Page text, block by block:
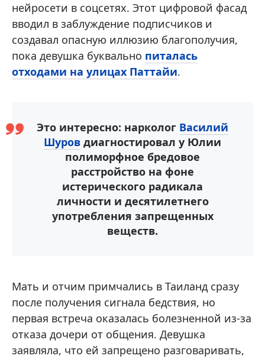
нейросети в соцсетях. Этот цифровой фасад
вводил в заблуждение подписчиков и
создавал опасную иллюзию благополучия,
пока девушка буквально питалась
отходами на улицах Паттайи.
Это интересно: нарколог Василий
Шуров диагностировал у Юлии
полиморфное бредовое
расстройство на фоне
истерического радикала
личности и десятилетнего
употребления запрещенных
веществ.
Мать и отчим примчались в Таиланд сразу
после получения сигнала бедствия, но
первая встреча оказалась болезненной из-за
отказа дочери от общения. Девушка
заявляла, что ей запрещено разговаривать,